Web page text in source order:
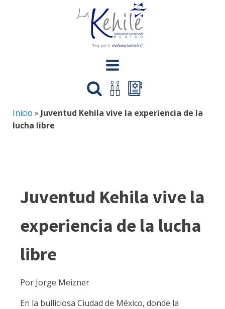
Inicio » Juventud Kehila vive la experiencia de la
lucha libre
Juventud Kehila vive la
experiencia de la lucha
libre
Por Jorge Meizner
En la bulliciosa Ciudad de México, donde la